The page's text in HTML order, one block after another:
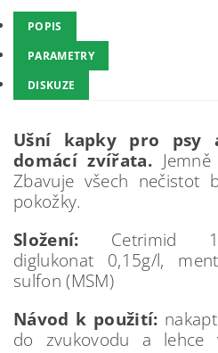
POPIS
PARAMETRY
DISKUZE
Ušní kapky pro psy
domácí zvířata.
Zbavuje všech nečistot
pokožky.
Složení: Cetrimid
diglukonat 0,15g/l,
sulfon (MSM)
Návod k použití:
do zvukovodu a lehce